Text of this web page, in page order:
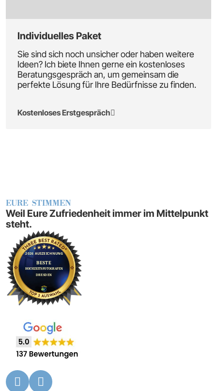
Individuelles Paket
Sie sind sich noch unsicher oder haben weitere
Ideen? Ich biete Ihnen gerne ein kostenloses
Beratungsgespräch an, um gemeinsam die
perfekte Lösung für Ihre Bedürfnisse zu finden.
Kostenloses Erstgespräch
EURE STIMMEN
Weil Eure Zufriedenheit immer im Mittelpunkt
steht.